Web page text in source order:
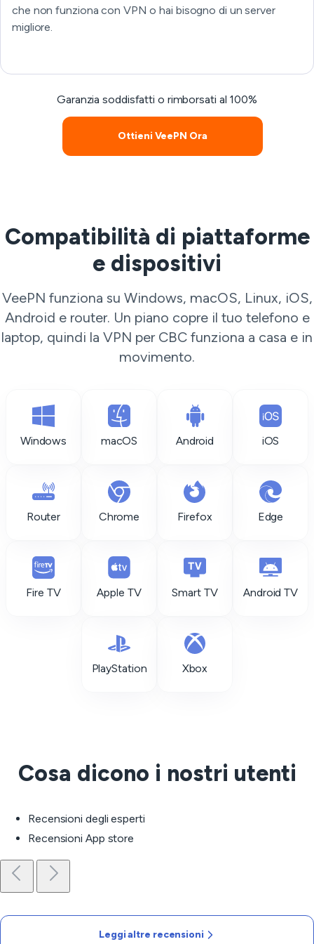
che non funziona con VPN o hai bisogno di un server
migliore.
Garanzia soddisfatti o rimborsati al 100%
Ottieni VeePN Ora
Compatibilità di piattaforme
e dispositivi
VeePN funziona su Windows, macOS, Linux, iOS,
Android e router. Un piano copre il tuo telefono e
laptop, quindi la VPN per CBC funziona a casa e in
movimento.
Windows macOS Android iOS
Router Chrome Firefox Edge
Fire TV Apple TV Smart TV Android TV
PlayStation Xbox
Cosa dicono i nostri utenti
Recensioni degli esperti
Recensioni App store
Leggi altre recensioni